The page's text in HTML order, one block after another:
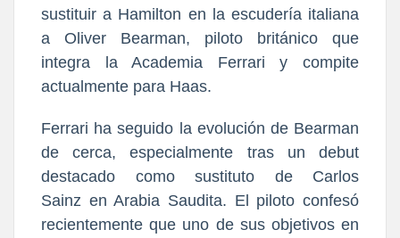
sustituir a Hamilton en la escudería italiana
a
Oliver Bearman, piloto británico que
integra la Academia Ferrari y compite
actualmente para Haas.
Ferrari ha seguido la evolución de Bearman
de cerca, especialmente tras un
debut
destacado como sustituto de Carlos
Sainz en Arabia Saudita. El piloto confesó
recientemente que uno de sus objetivos en